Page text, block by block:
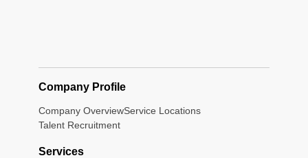
Company Profile
Company OverviewService Locations
Talent Recruitment
Services